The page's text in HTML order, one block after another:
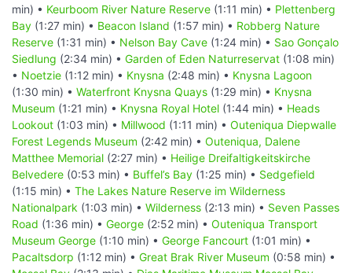
min) • Keurboom River Nature Reserve (1:11 min) • Plettenberg
Bay (1:27 min) • Beacon Island (1:57 min) • Robberg Nature
Reserve (1:31 min) • Nelson Bay Cave (1:24 min) • Sao Gonçalo
Siedlung (2:34 min) • Garden of Eden Naturreservat (1:08 min)
• Noetzie (1:12 min) • Knysna (2:48 min) • Knysna Lagoon
(1:30 min) • Waterfront Knysna Quays (1:29 min) • Knysna
Museum (1:21 min) • Knysna Royal Hotel (1:44 min) • Heads
Lookout (1:03 min) • Millwood (1:11 min) • Outeniqua Diepwalle
Forest Legends Museum (2:42 min) • Outeniqua, Dalene
Matthee Memorial (2:27 min) • Heilige Dreifaltigkeitskirche
Belvedere (0:53 min) • Buffel’s Bay (1:25 min) • Sedgefield
(1:15 min) • The Lakes Nature Reserve im Wilderness
Nationalpark (1:03 min) • Wilderness (2:13 min) • Seven Passes
Road (1:36 min) • George (2:52 min) • Outeniqua Transport
Museum George (1:10 min) • George Fancourt (1:01 min) •
Pacaltsdorp (1:12 min) • Great Brak River Museum (0:58 min) •